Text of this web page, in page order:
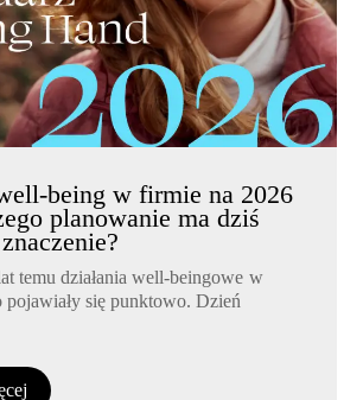
being w firmie na 2026
planowanie ma dziś
temu działania well-beingowe w
pojawiały się punktowo. Dzień